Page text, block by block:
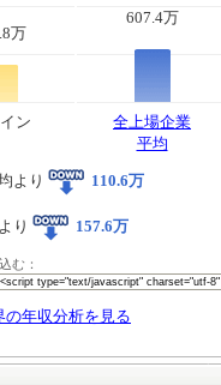
万
607.4万
ン
全上場企業
平均
より 110.6万
り 157.6万
む：
の年収分析を見る